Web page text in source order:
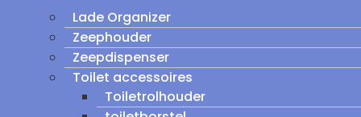
Lade Organizer
Zeephouder
Zeepdispenser
Toilet accessoires
Toiletrolhouder